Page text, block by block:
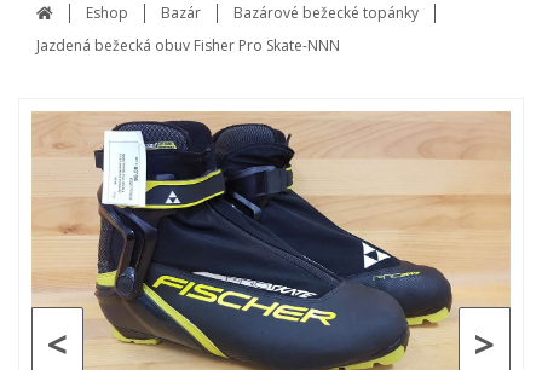
Eshop Bazár
Bazárové bežecké topánky
Jazdená bežecká obuv Fisher Pro Skate-NNN
>
<